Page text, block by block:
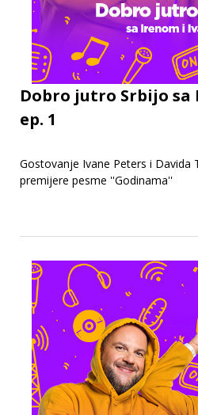
Dobro jutro Srbijo sa
ep. 1
Gostovanje Ivane Peters i Davida
premijere pesme ''Godinama''